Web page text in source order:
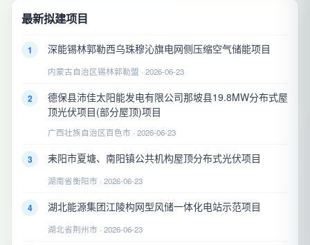
最新拟建项目
1 深能锡林郭勒西乌珠穆沁旗电网侧压缩空气储能项目
内蒙古自治区锡林郭勒盟 · 2026-06-23
2
德保县沛佳太阳能发电有限公司那坡县19.8MW分布式屋
顶光伏项目(部分屋顶)项目
广西壮族自治区百色市 · 2026-06-23
3 耒阳市夏塘、南阳镇公共机构屋顶分布式光伏项目
湖南省衡阳市 · 2026-06-23
4 湖北能源集团江陵构网型风储一体化电站示范项目
湖北省荆州市 · 2026-06-23